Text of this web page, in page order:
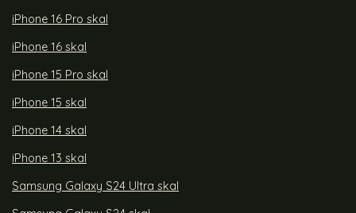
iPhone 16 Pro skal
iPhone 16 skal
iPhone 15 Pro skal
iPhone 15 skal
iPhone 14 skal
iPhone 13 skal
Samsung Galaxy S24 Ultra skal